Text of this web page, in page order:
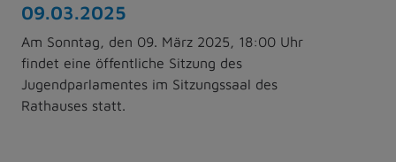
09.03.2025
Am Sonntag, den 09. März 2025, 18:00 Uhr
findet eine öffentliche Sitzung des
Jugendparlamentes im Sitzungssaal des
Rathauses statt.